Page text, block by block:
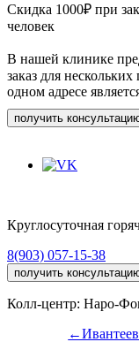
Скидка 1000₽ при
человек
В нашей клинике
заказ для
одном адресе
получить
Круглосуточная
8(903) 057-15-38
получить
Колл-центр: Наро-